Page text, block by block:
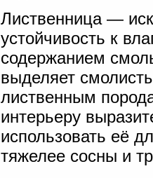
Лиственница —
устойчивость к
содержанием
выделяет
лиственным
интерьеру
использовать её
тяжелее сосны и